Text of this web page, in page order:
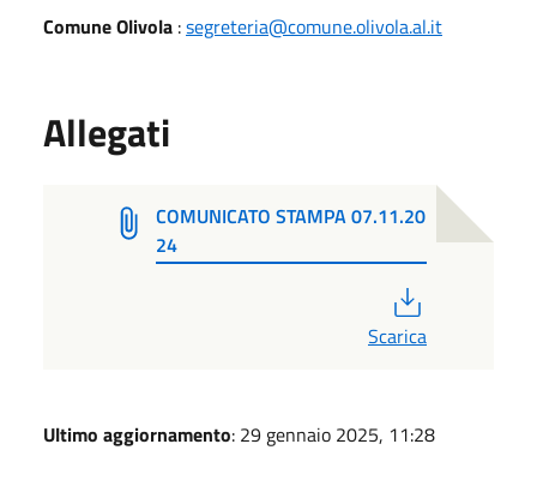
Comune Olivola :segreteria@comune.olivola.al.it
Allegati
COMUNICATO STAMPA 07.11.20
24
Scarica
Ultimo aggiornamento: 29 gennaio 2025, 11:28